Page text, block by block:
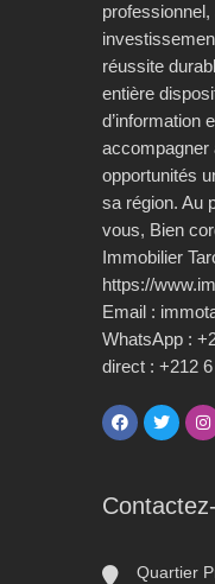
réussite
entière
d’information
accompagner
opportunités
sa région. Au
vous, Bien
Immobilier
https://
Email :
WhatsApp :
direct : +212
Quartier